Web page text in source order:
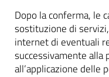
Dopo la conferma, le
sostituzione di
internet di eventuali
successivamente alla
all’applicazione delle